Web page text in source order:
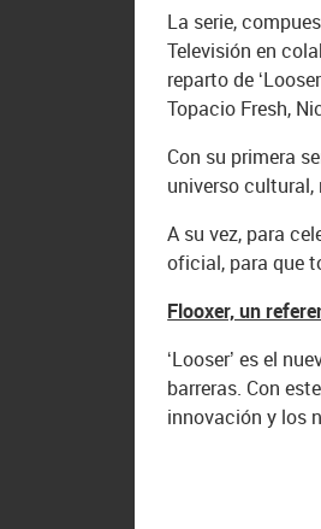
La serie,
Televisión en
reparto de
Topacio Fresh,
Con su primera
universo cultural,
A su vez, para
oficial, para que
Flooxer, un
‘Looser’ es el
barreras. Con
innovación y los